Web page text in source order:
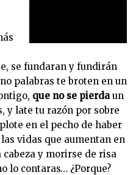
se fundaran y fundirán
palabras te broten en un
que no se pierdaun
y late tu razón por sobre
en el pecho de haber
vidas que aumentan en
cabeza y morirse de risa
lo contaras… ¿Porque?